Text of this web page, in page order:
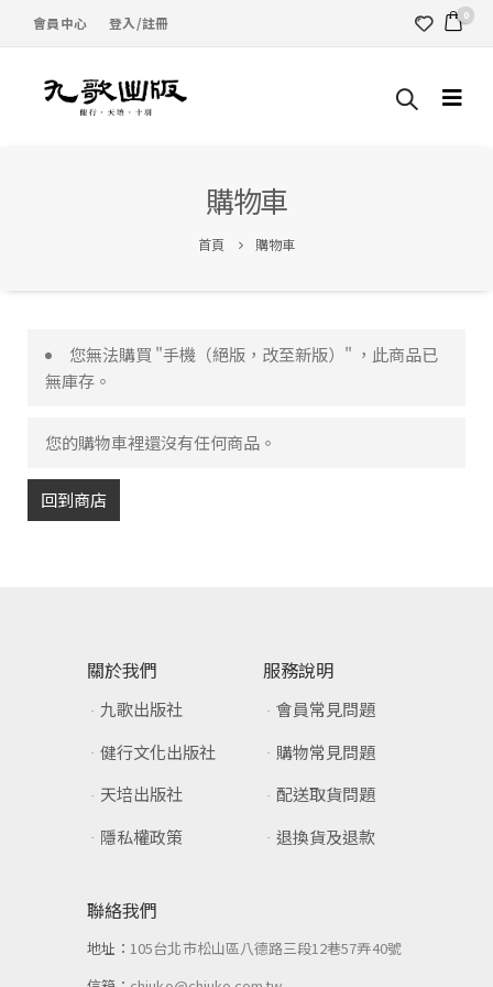
會員中心 登入/註冊 0
購物車
首頁 購物車
您無法購買 "手機（絕版，改至新版）" ，此商品已
無庫存。
您的購物車裡還沒有任何商品。
回到商店
關於我們
九歌出版社
健行文化出版社
天培出版社
隱私權政策
服務說明
會員常見問題
購物常見問題
配送取貨問題
退換貨及退款
聯絡我們
地址：105台北市松山區八德路三段12巷57弄40號